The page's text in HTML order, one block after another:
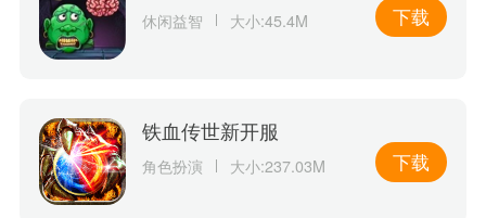
休闲益智 大小:45.4M 下载
铁血传世新开服
角色扮演 大小:237.03M 下载